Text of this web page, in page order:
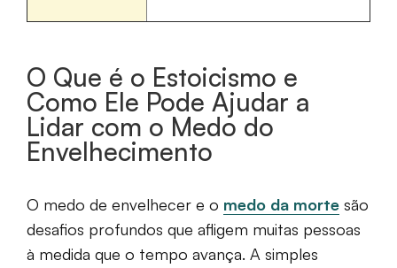
O Que é o Estoicismo e
Como Ele Pode Ajudar a
Lidar com o Medo do
Envelhecimento
O medo de envelhecer e o medo da morte são
desafios profundos que afligem muitas pessoas
à medida que o tempo avança. A simples